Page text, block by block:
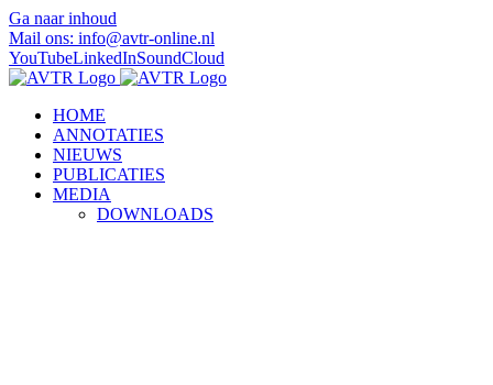
Ga naar inhoud
Mail ons: info@avtr-online.nl
YouTubeLinkedInSoundCloud
HOME
ANNOTATIES
NIEUWS
PUBLICATIES
MEDIA
DOWNLOADS